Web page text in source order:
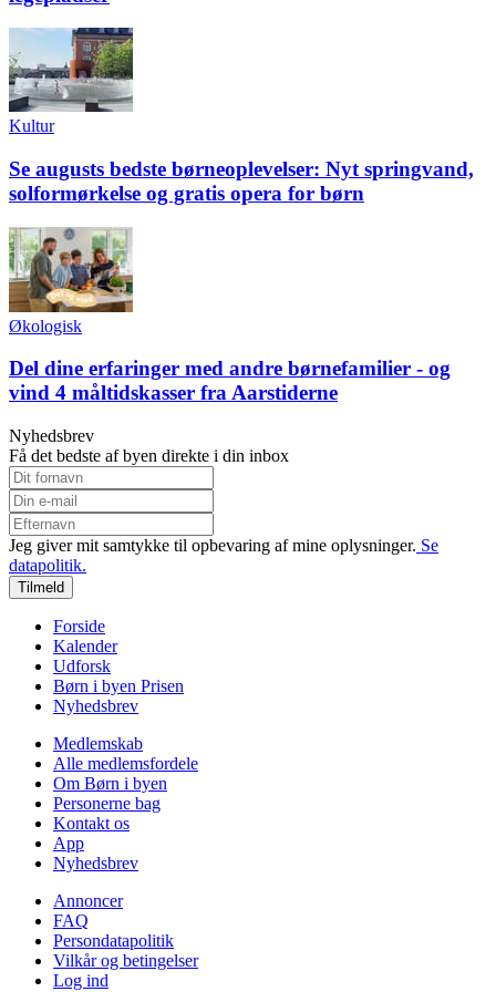
Kultur
Se augusts bedste børneoplevelser: Nyt springvand,
solformørkelse og gratis opera for børn
Økologisk
Del dine erfaringer med andre børnefamilier - og
vind 4 måltidskasser fra Aarstiderne
Nyhedsbrev
Få det bedste af byen direkte i din inbox
Jeg giver mit samtykke til opbevaring af mine oplysninger. Se
datapolitik.
Tilmeld
Forside
Kalender
Udforsk
Børn i byen Prisen
Nyhedsbrev
Medlemskab
Alle medlemsfordele
Om Børn i byen
Personerne bag
Kontakt os
App
Nyhedsbrev
Annoncer
FAQ
Persondatapolitik
Vilkår og betingelser
Log ind